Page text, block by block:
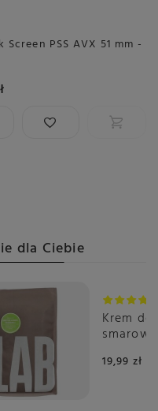
PSS AVX 51 mm -
dla Ciebie
Krem do
380g
19,99 zł